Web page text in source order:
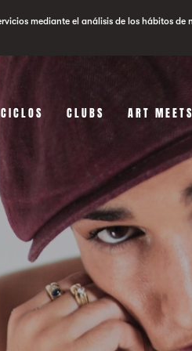
mediante el análisis de los hábitos de
CICLOS CLUBS ART